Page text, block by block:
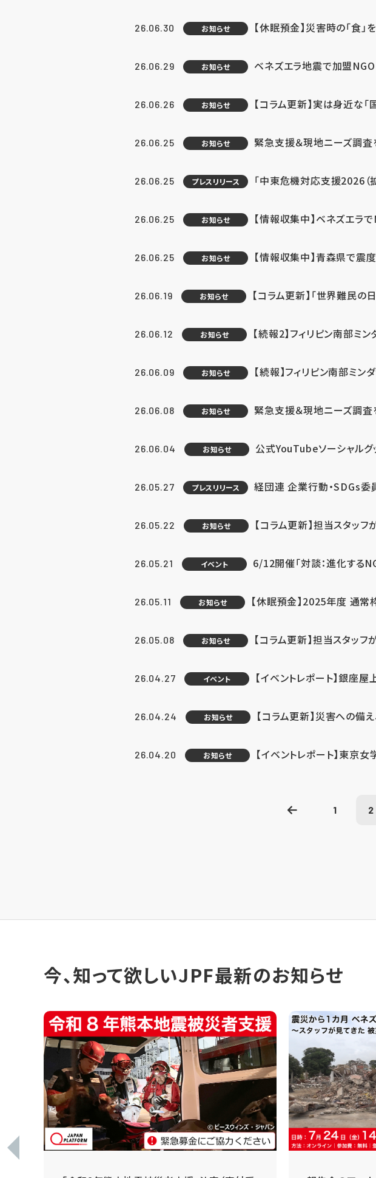
26.06.30 お知らせ 【休眠預金】災害時の「食」
26.06.29 お知らせ ベネズエラ地震で加盟
26.06.26 お知らせ 【コラム更新】実は身近な
26.06.25 お知らせ 緊急支援＆現地ニーズ調
26.06.25 プレスリリース 「中東危機対応支援2026（
26.06.25 お知らせ 【情報収集中】ベネズエラ
26.06.25 お知らせ 【情報収集中】青森県で震
26.06.19 お知らせ 【コラム更新】「世界難民
26.06.12 お知らせ 【続報2】フィリピン南部ミ
26.06.09 お知らせ 【続報】フィリピン南部ミ
26.06.08 お知らせ 緊急支援＆現地ニーズ調査
26.06.04 お知らせ 公式YouTubeソーシャル
26.05.27 プレスリリース 経団連 企業行動・SDGs委
26.05.22 お知らせ 【コラム更新】担当スタッ
26.05.21 イベント 6/12開催「対談：進化する
26.05.11 お知らせ 【休眠預金】2025年度 通
26.05.08 お知らせ 【コラム更新】担当スタッ
26.04.27 イベント 【イベントレポート】銀座
26.04.24 お知らせ 【コラム更新】災害への備
26.04.20 お知らせ 【イベントレポート】東京
1 2
今、知って欲しいJPF最新のお知らせ